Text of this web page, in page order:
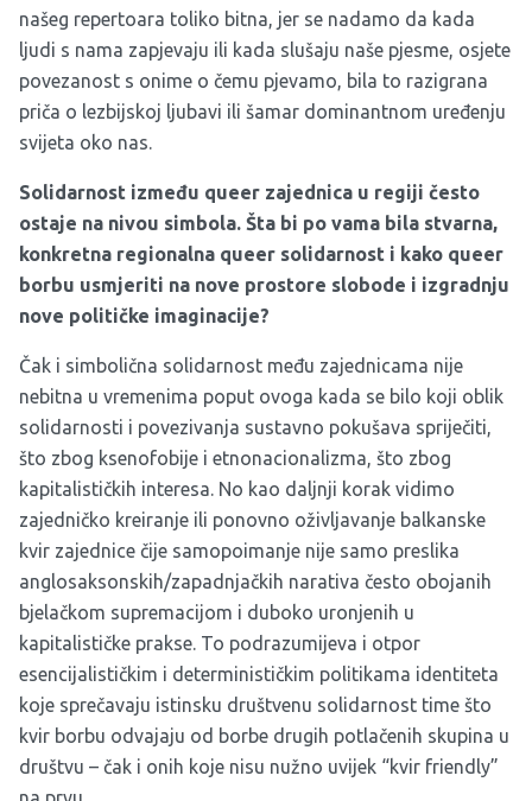
našeg repertoara toliko bitna, jer se nadamo da kada
ljudi s nama zapjevaju ili kada slušaju naše pjesme, osjete
povezanost s onime o čemu pjevamo, bila to razigrana
priča o lezbijskoj ljubavi ili šamar dominantnom uređenju
svijeta oko nas.
Solidarnost između queer zajednica u regiji često
ostaje na nivou simbola. Šta bi po vama bila stvarna,
konkretna regionalna queer solidarnost i kako queer
borbu usmjeriti na nove prostore slobode i izgradnju
nove političke imaginacije?
Čak i simbolična solidarnost među zajednicama nije
nebitna u vremenima poput ovoga kada se bilo koji oblik
solidarnosti i povezivanja sustavno pokušava spriječiti,
što zbog ksenofobije i etnonacionalizma, što zbog
kapitalističkih interesa. No kao daljnji korak vidimo
zajedničko kreiranje ili ponovno oživljavanje balkanske
kvir zajednice čije samopoimanje nije samo preslika
anglosaksonskih/zapadnjačkih narativa često obojanih
bjelačkom supremacijom i duboko uronjenih u
kapitalističke prakse. To podrazumijeva i otpor
esencijalističkim i determinističkim politikama identiteta
koje sprečavaju istinsku društvenu solidarnost time što
kvir borbu odvajaju od borbe drugih potlačenih skupina u
društvu – čak i onih koje nisu nužno uvijek “kvir friendly”